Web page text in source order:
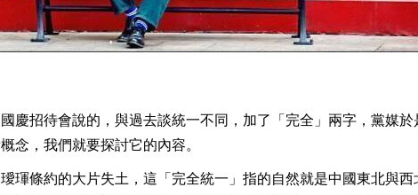
慶招待會說的，與過去談統一不同，加了「完全」兩字，黨媒於
念，我們就要探討它的內容。
琿條約的大片失土，這「完全統一」指的自然就是中國東北與西